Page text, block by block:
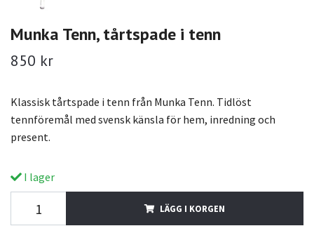
Munka Tenn, tårtspade i tenn
850 kr
Klassisk tårtspade i tenn från Munka Tenn. Tidlöst
tennföremål med svensk känsla för hem, inredning och
present.
I lager
LÄGG I KORGEN